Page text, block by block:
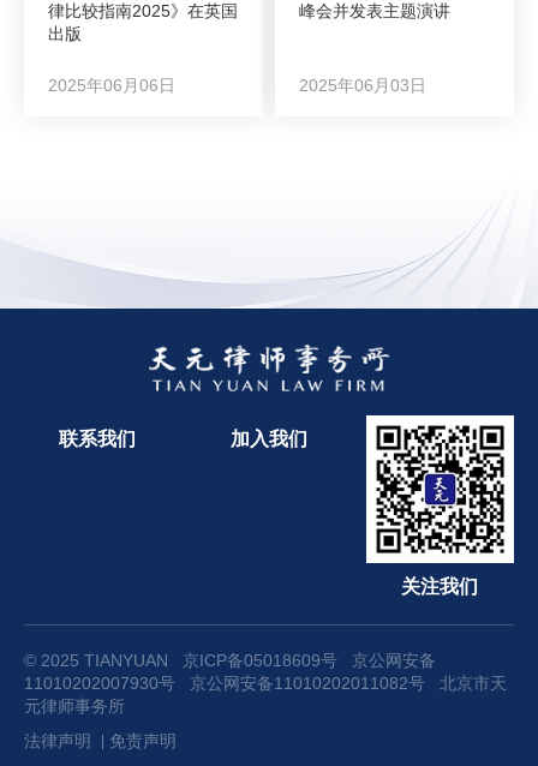
律比较指南2025》在英国
出版
2025年06月06日
峰会并发表主题演讲
2025年06月03日
联系我们 加入我们
关注我们
© 2025 TIANYUAN 京ICP备05018609号
京公网安备
11010202007930号
京公网安备11010202011082号 北京市天
元律师事务所
法律声明
免责声明